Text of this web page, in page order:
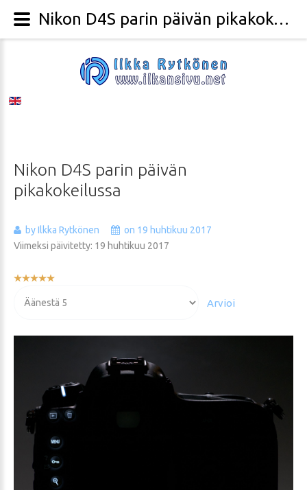
Nikon D4S parin päivän
pikakokeilussa
by Ilkka Rytkönen
on 19 huhtikuu 2017
Viimeksi päivitetty: 19 huhtikuu 2017
Käyttäjän
arvioida
Nikon D4S parin päivän pikakokeilussa - Valokuvaaja Ilkka Rytkönen